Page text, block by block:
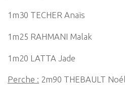
1m30 TECHER Anaïs
1m25 RAHMANI Malak
1m20 LATTA Jade
Perche : 2m90 THEBAULT